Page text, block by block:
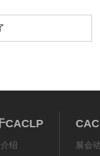
CACLP
绍
展会